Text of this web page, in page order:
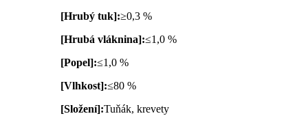
[Hrubý tuk]:≥0,3 %
[Hrubá vláknina]:≤1,0 %
[Popel]:≤1,0 %
[Vlhkost]:≤80 %
[Složení]:Tuňák, krevety